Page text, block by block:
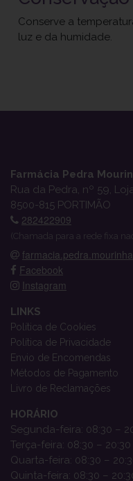
Conserve a
luz e da humidade.
Farmácia Pedra
Rua da Pedra, nº 59,
8500-815 PORTIMÃO
282422909
(Chamada para a rede fixa
Facebook
Instagram
LINKS
Política de Cookies
Política de Privacidade
Envio de Encomendas
Métodos de Pagamento
Livro de Reclamações
HORÁRIO
Segunda-feira: 08:30 –
Terça-feira: 08:30 – 20:30
Quarta-feira: 08:30 –
Quinta-feira: 08:30 –